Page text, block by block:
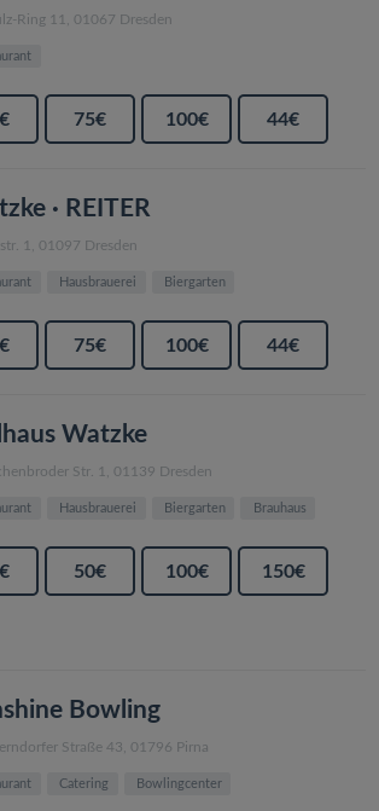
Ring 11, 01067 Dresden
75€ 100€ 44€
· REITER
1, 01097 Dresden
Hausbrauerei Biergarten
75€ 100€ 44€
Watzke
Str. 1, 01139 Dresden
Hausbrauerei Biergarten Brauhaus
50€ 100€ 150€
Bowling
Straße 43, 01796 Pirna
Catering Bowlingcenter